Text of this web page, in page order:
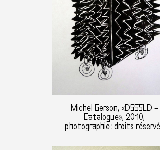
Michel Gerson, «DSSSLD –
Catalogue», 2010,
photographie : droits